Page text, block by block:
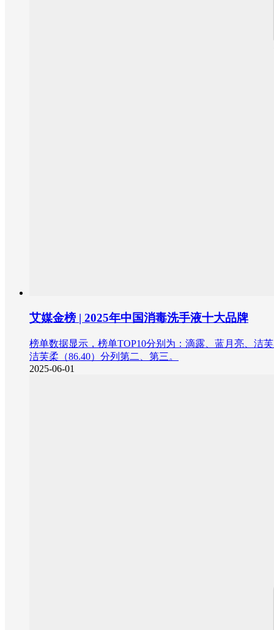
艾媒金榜 | 2025年中国消毒洗手液十大品牌
榜单数据显示，榜单TOP10分别为：滴露、蓝月亮、洁
洁芙柔（86.40）分列第二、第三。
2025-06-01